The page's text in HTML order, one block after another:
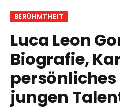
BERÜHMTHEIT
Luca Leon
Biografie,
persönliches
jungen